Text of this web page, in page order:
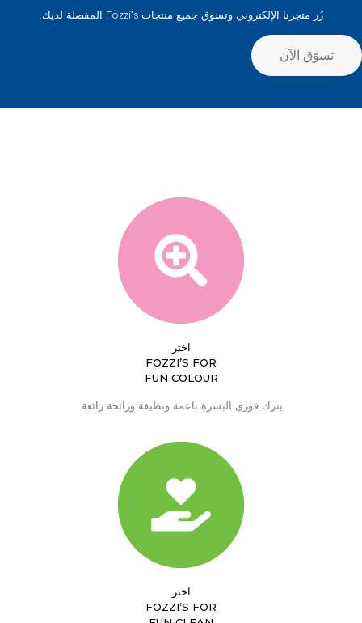
زُر متجرنا الإلكتروني وتسوق جميع منتجات Fozzi’s المفضلة لديك.
تسوّق الآن
اختر
FOZZI’S FOR
FUN COLOUR
يترك فوزي البشرة ناعمة ونظيفة ورائحة رائعة.
اختر
FOZZI’S FOR